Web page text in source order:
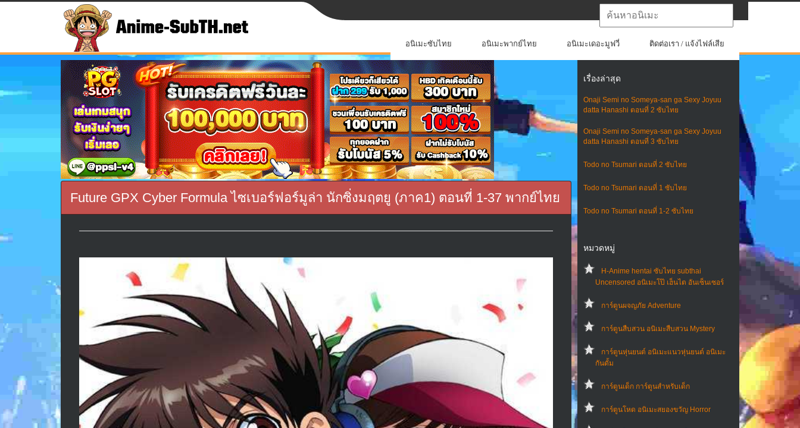
อนิเมะซับไทย อนิเมะพากย์ไทย อนิเมะเดอะมูฟวี่ ติดต่อเรา / แจ้งไฟล์เสีย
เรื่องล่าสุด
Onaji Semi no Someya-san ga Sexy Joyuu
datta Hanashi ตอนที่ 2 ซับไทย
Onaji Semi no Someya-san ga Sexy Joyuu
datta Hanashi ตอนที่ 3 ซับไทย
Todo no Tsumari ตอนที่ 2 ซับไทย
Todo no Tsumari ตอนที่ 1 ซับไทย
Todo no Tsumari ตอนที่ 1-2 ซับไทย
หมวดหมู่
H-Anime hentai ซับไทย subthai
Uncensored อนิเมะโป๊ เฮ็นไต อันเซ็นเซอร์
การ์ตูนผจญภัย Adventure
การ์ตูนสืบสวน อนิเมะสืบสวน Mystery
การ์ตูนหุ่นยนต์ อนิเมะแนวหุ่นยนต์ อนิเมะ
กันดั้ม
การ์ตูนเด็ก การ์ตูนสำหรับเด็ก
การ์ตูนโหด อนิเมะสยองขวัญ Horror
Future GPX Cyber Formula ไซเบอร์ฟอร์มูล่า นักซิ่งมฤตยู (ภาค1) ตอนที่ 1-37 พากย์ไทย